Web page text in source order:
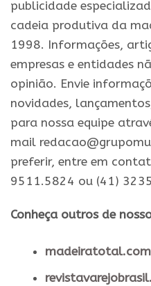
publicidade
cadeia produtiva da
1998. Informações,
empresas e entidades
opinião. Envie
novidades,
para nossa equipe
mail
preferir, entre em
9511.5824 ou (41)
Conheça outros de